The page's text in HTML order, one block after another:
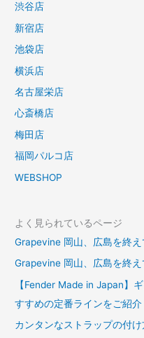
渋谷店
新宿店
池袋店
横浜店
名古屋栄店
心斎橋店
梅田店
福岡パルコ店
WEBSHOP
よく見られているページ
Grapevine 岡山、広島を終え
Grapevine 岡山、広島を終
【Fender Made in Japan】
すすめの定番ラインをご紹介
カンタンなストラップの付け